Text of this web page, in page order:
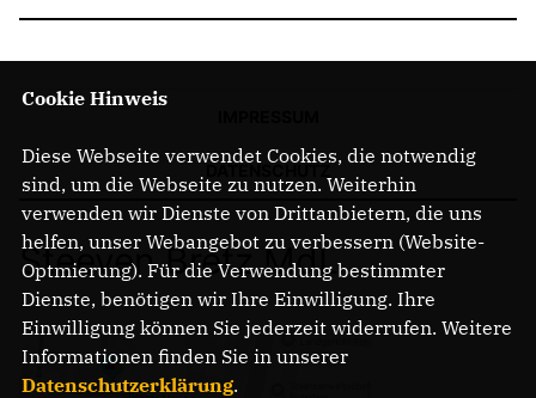
Steeven Bretz MdL
Cookie Hinweis
Diese Webseite verwendet Cookies, die notwendig
sind, um die Webseite zu nutzen. Weiterhin
verwenden wir Dienste von Drittanbietern, die uns
helfen, unser Webangebot zu verbessern (Website-
Optmierung). Für die Verwendung bestimmter
Dienste, benötigen wir Ihre Einwilligung. Ihre
Einwilligung können Sie jederzeit widerrufen. Weitere
Informationen finden Sie in unserer
Datenschutzerklärung.